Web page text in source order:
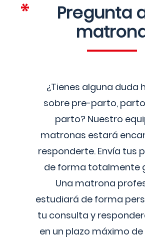
Pregunta
¿Tienes alguna duda
sobre pre-parto,
parto? Nuestro
matronas estará
responderte. Envía tus
de forma totalmente
Una matrona
estudiará de forma
tu consulta y
en un plazo máximo de